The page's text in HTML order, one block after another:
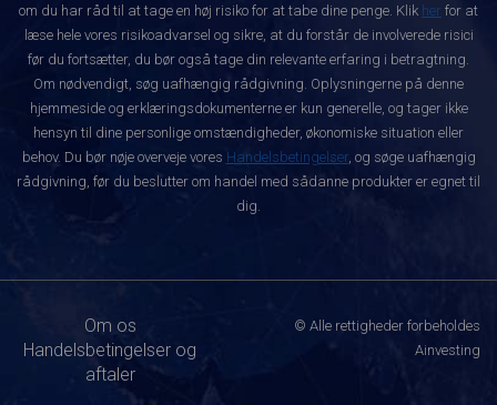
om du har råd til at tage en høj risiko for at tabe dine penge. Klik her for at
læse hele vores risikoadvarsel og sikre, at du forstår de involverede risici
før du fortsætter, du bør også tage din relevante erfaring i betragtning.
Om nødvendigt, søg uafhængig rådgivning. Oplysningerne på denne
hjemmeside og erklæringsdokumenterne er kun generelle, og tager ikke
hensyn til dine personlige omstændigheder, økonomiske situation eller
behov. Du bør nøje overveje vores Handelsbetingelser, og søge uafhængig
rådgivning, før du beslutter om handel med sådanne produkter er egnet til
dig.
Om os
Handelsbetingelser og
aftaler
© Alle rettigheder forbeholdes
Ainvesting